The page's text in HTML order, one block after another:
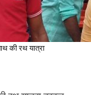
की रथ यात्रा